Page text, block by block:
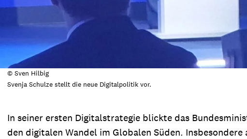
© Sven Hilbig
Svenja Schulze stellt die neue Digitalpolitik vor.
In seiner ersten Digitalstrategie blickte das
den digitalen Wandel im Globalen Süden.